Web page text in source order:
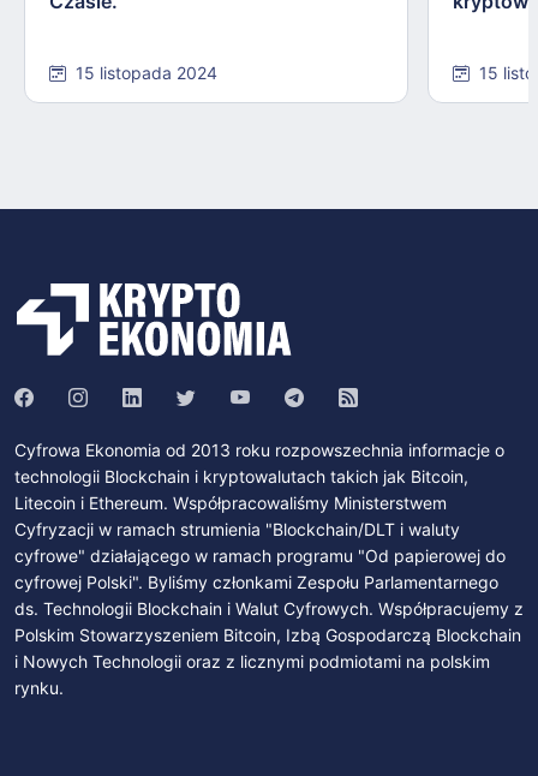
15 listopada 2024 15
Cyfrowa Ekonomia od 2013 roku rozpowszechnia informacje o
technologii Blockchain i kryptowalutach takich jak Bitcoin,
Litecoin i Ethereum. Współpracowaliśmy Ministerstwem
Cyfryzacji w ramach strumienia "Blockchain/DLT i waluty
cyfrowe" działającego w ramach programu "Od papierowej do
cyfrowej Polski". Byliśmy członkami Zespołu Parlamentarnego
ds. Technologii Blockchain i Walut Cyfrowych. Współpracujemy z
Polskim Stowarzyszeniem Bitcoin, Izbą Gospodarczą Blockchain
i Nowych Technologii oraz z licznymi podmiotami na polskim
rynku.